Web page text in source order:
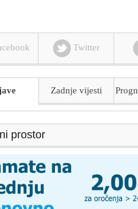
Twitter
Zadnje vijesti
prostor